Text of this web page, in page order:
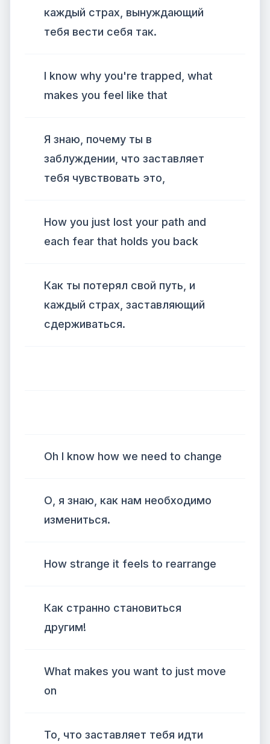
каждый страх, вынуждающий
тебя вести себя так.
I know why you're trapped, what
makes you feel like that
Я знаю, почему ты в
заблуждении, что заставляет
тебя чувствовать это,
How you just lost your path and
each fear that holds you back
Как ты потерял свой путь, и
каждый страх, заставляющий
сдерживаться.
Oh I know how we need to change
О, я знаю, как нам необходимо
измениться.
How strange it feels to rearrange
Как странно становиться
другим!
What makes you want to just move
on
То, что заставляет тебя идти